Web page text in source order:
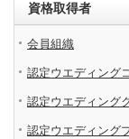
資格取得者
会員組織
認定ウエディング
認定ウエディング
認定ウエディング